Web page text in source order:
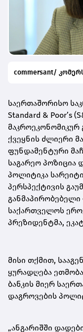
commersant/
საერთაშორისო
Standard & Poor’s
ქვეყნის ძლიერი
ფუნდამენტური
საგარეო პოზიცია
პოლიტიკა
პერსპექტივის
განმაპირობებელი
საქართველოს
პრეზიდენტმა,
მისი თქმით,
ყურადღება
ბანკის მიერ
დაგროვების
„ანგარიშში